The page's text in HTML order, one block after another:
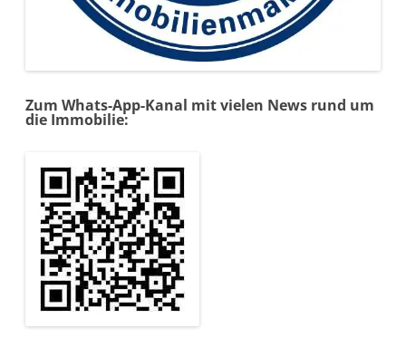
Zum Whats-App-Kanal mit vielen News rund um
die Immobilie: